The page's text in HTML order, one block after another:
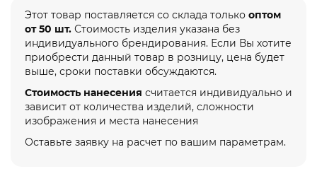
Этот товар поставляется со склада только оптом
от 50 шт. Стоимость изделия указана без
индивидуального брендирования. Если Вы хотите
приобрести данный товар в розницу, цена будет
выше, сроки поставки обсуждаются.
Стоимость нанесения считается индивидуально и
зависит от количества изделий, сложности
изображения и места нанесения
Оставьте заявку на расчет по вашим параметрам.